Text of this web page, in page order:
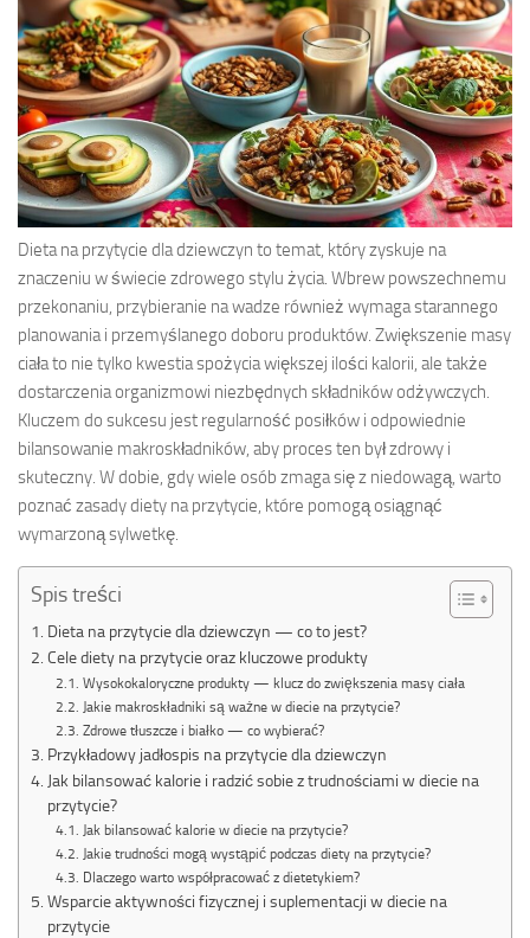
Dieta na przytycie dla dziewczyn to temat, który zyskuje na
znaczeniu w świecie zdrowego stylu życia. Wbrew powszechnemu
przekonaniu, przybieranie na wadze również wymaga starannego
planowania i przemyślanego doboru produktów. Zwiększenie masy
ciała to nie tylko kwestia spożycia większej ilości kalorii, ale także
dostarczenia organizmowi niezbędnych składników odżywczych.
Kluczem do sukcesu jest regularność posiłków i odpowiednie
bilansowanie makroskładników, aby proces ten był zdrowy i
skuteczny. W dobie, gdy wiele osób zmaga się z niedowagą, warto
poznać zasady diety na przytycie, które pomogą osiągnąć
wymarzoną sylwetkę.
Spis treści
Dieta na przytycie dla dziewczyn — co to jest?
Cele diety na przytycie oraz kluczowe produkty
Wysokokaloryczne produkty — klucz do zwiększenia masy ciała
Jakie makroskładniki są ważne w diecie na przytycie?
Zdrowe tłuszcze i białko — co wybierać?
Przykładowy jadłospis na przytycie dla dziewczyn
Jak bilansować kalorie i radzić sobie z trudnościami w diecie na
przytycie?
Jak bilansować kalorie w diecie na przytycie?
Jakie trudności mogą wystąpić podczas diety na przytycie?
Dlaczego warto współpracować z dietetykiem?
Wsparcie aktywności fizycznej i suplementacji w diecie na
przytycie